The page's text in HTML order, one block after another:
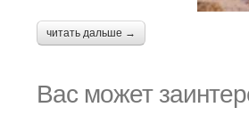
читать дальше →
Вас может